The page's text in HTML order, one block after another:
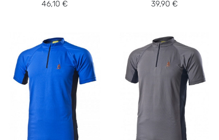
46,10 € 39,90 €